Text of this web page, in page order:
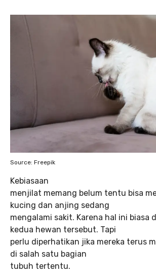
Source: Freepik
Kebiasaan
menjilat memang belum tentu bisa
kucing dan anjing sedang
mengalami sakit. Karena hal ini biasa
kedua hewan tersebut. Tapi
perlu diperhatikan jika mereka terus
di salah satu bagian
tubuh tertentu.